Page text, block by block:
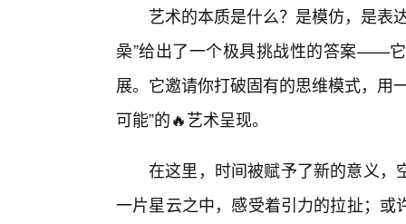
艺术的本质是什么？是模仿，是表
喿”给出了一个极具挑战性的答案——
展。它邀请你打破固有的思维模式，用
可能”的🔥艺术呈现。
在这里，时间被赋予了新的意义，
一片星云之中，感受着引力的拉扯；